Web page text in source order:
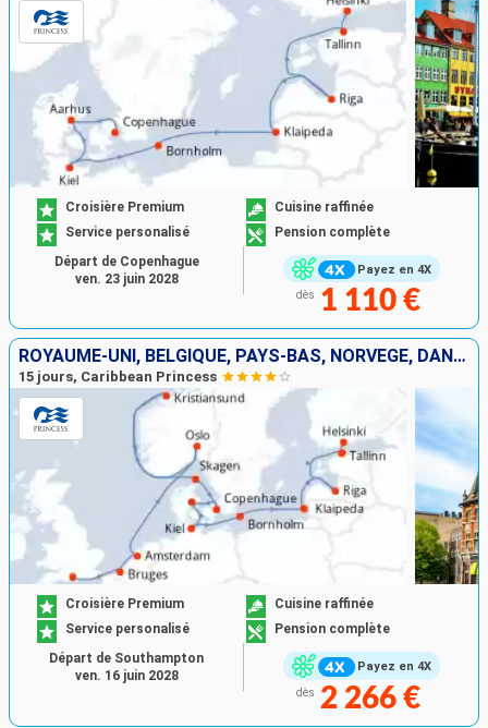
Payez en 4X
Croisière Premium
Cuisine raffinée
Service personalisé
Pension complète
dès 1 110 €
Départ de Copenhague
ven. 23 juin 2028
ROYAUME-UNI, BELGIQUE, PAYS-BAS, NORVÈGE, DANEMARK, ALLEMAGNE, LITUANIE, LETTONIE, ESTONIE, FINLANDE
15 jours, Caribbean Princess
Payez en 4X
Croisière Premium
Cuisine raffinée
Service personalisé
Pension complète
dès 2 266 €
Départ de Southampton
ven. 16 juin 2028